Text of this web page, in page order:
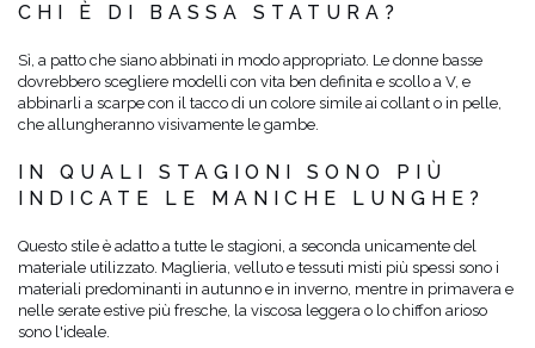
CHI È DI BASSA STATURA?
Sì, a patto che siano abbinati in modo appropriato. Le donne basse
dovrebbero scegliere modelli con vita ben definita e scollo a V, e
abbinarli a scarpe con il tacco di un colore simile ai collant o in pelle,
che allungheranno visivamente le gambe.
IN QUALI STAGIONI SONO PIÙ
INDICATE LE MANICHE LUNGHE?
Questo stile è adatto a tutte le stagioni, a seconda unicamente del
materiale utilizzato. Maglieria, velluto e tessuti misti più spessi sono i
materiali predominanti in autunno e in inverno, mentre in primavera e
nelle serate estive più fresche, la viscosa leggera o lo chiffon arioso
sono l'ideale.